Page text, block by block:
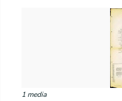
1 media